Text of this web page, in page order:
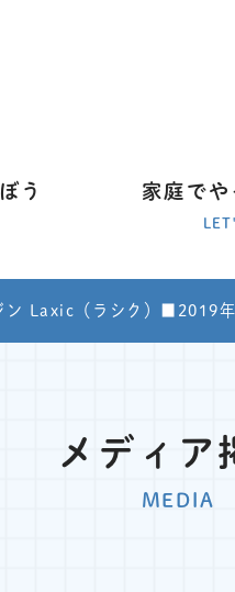
う 家庭でや
ン Laxic（ラシク）■2019
メディア
MEDIA